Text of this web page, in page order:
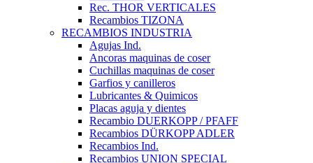
Rec. THOR VERTICALES
Recambios TIZONA
RECAMBIOS INDUSTRIA
Agujas Ind.
Ancoras maquinas de coser
Cuchillas maquinas de coser
Garfios y canilleros
Lubricantes & Quimicos
Placas aguja y dientes
Recambio DUERKOPP / PFAFF
Recambios DÜRKOPP ADLER
Recambios Ind.
Recambios UNION SPECIAL